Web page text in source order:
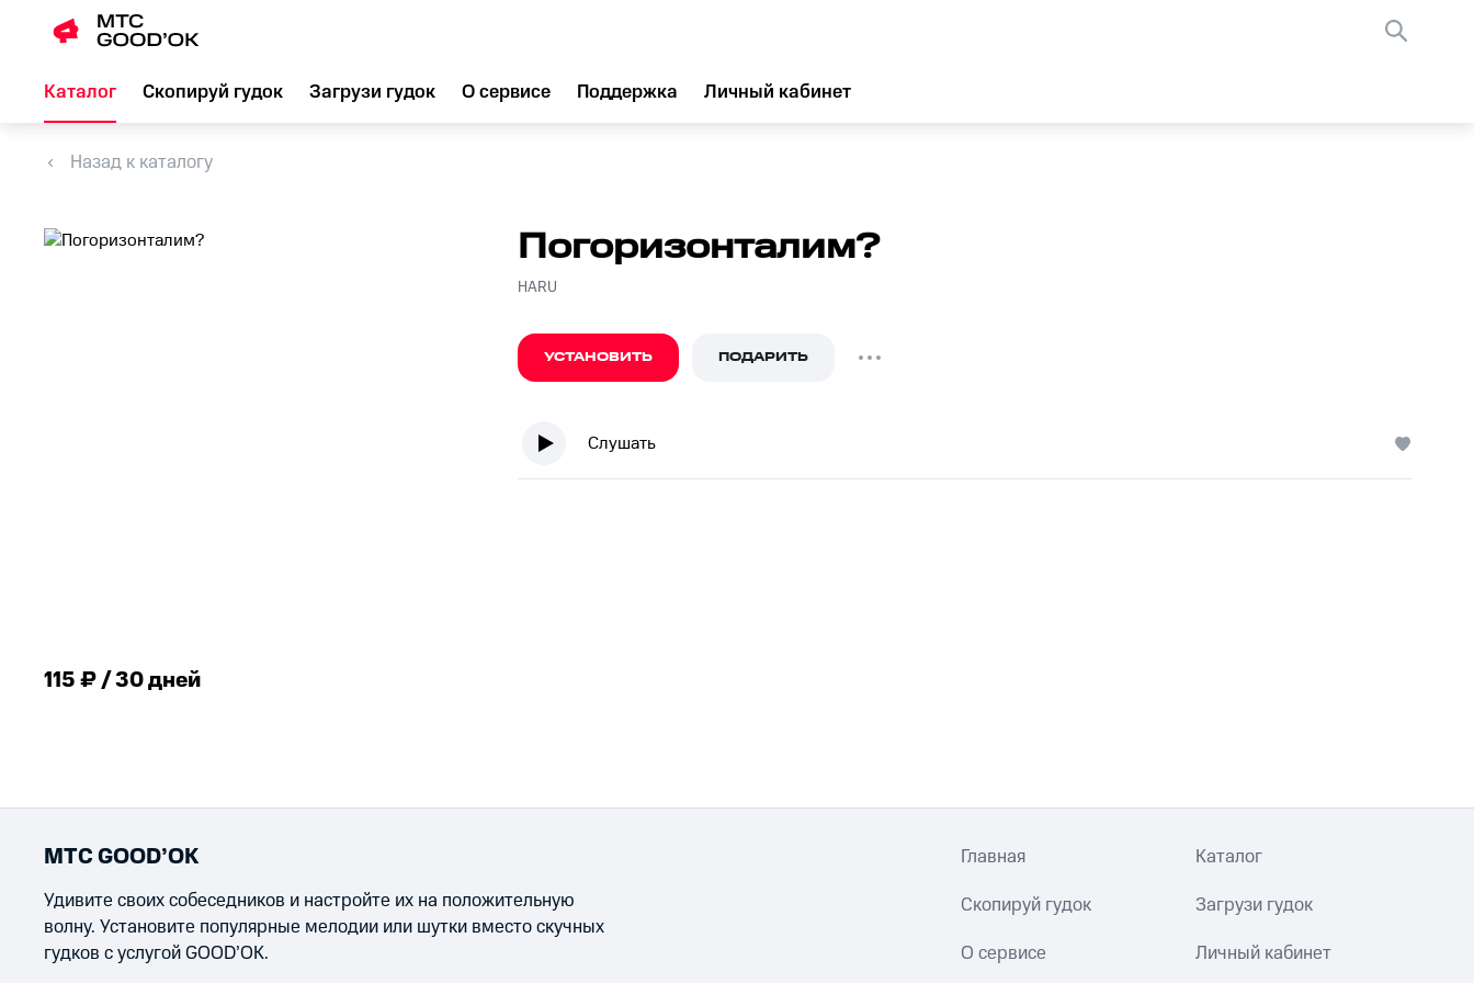
Каталог Скопируй гудок Загрузи гудок О сервисе Поддержка Личный кабинет
Назад к каталогу
115 ₽ / 30 дней
Погоризонталим?
HARU
УСТАНОВИТЬ ПОДАРИТЬ
Слушать
МТС GOOD’OK
Удивите своих собеседников и настройте их на положительную
волну. Установите популярные мелодии или шутки вместо скучных
гудков с услугой GOOD’OK.
Главная Каталог
Скопируй гудок Загрузи гудок
О сервисе Личный кабинет